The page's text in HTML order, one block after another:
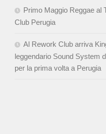
Primo Maggio Reggae al
Club Perugia
Al Rework Club arriva
leggendario Sound System
per la prima volta a Perugia